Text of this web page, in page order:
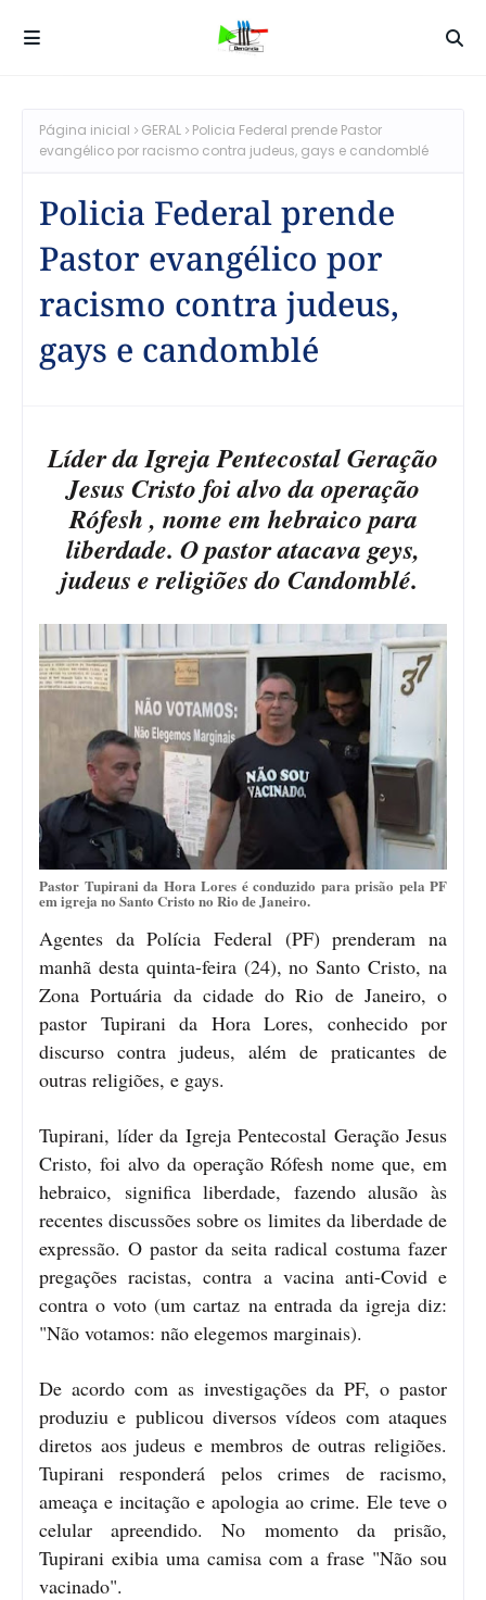
Página inicial GERAL
Policia Federal prende Pastor
evangélico por racismo contra judeus, gays e candomblé
Policia Federal prende
Pastor evangélico por
racismo contra judeus,
gays e candomblé
Líder da Igreja Pentecostal Geração
Jesus Cristo foi alvo da operação
Rófesh , nome em hebraico para
liberdade. O pastor atacava geys,
judeus e religiões do Candomblé.
Pastor Tupirani da Hora Lores é conduzido para prisão pela PF
em igreja no Santo Cristo no Rio de Janeiro.
Agentes da Polícia Federal (PF) prenderam na
manhã desta quinta-feira (24), no Santo Cristo, na
Zona Portuária da cidade do Rio de Janeiro, o
pastor Tupirani da Hora Lores, conhecido por
discurso contra judeus, além de praticantes de
outras religiões, e gays.
Tupirani, líder da Igreja Pentecostal Geração Jesus
Cristo, foi alvo da operação Rófesh nome que, em
hebraico, significa liberdade, fazendo alusão às
recentes discussões sobre os limites da liberdade de
expressão. O pastor da seita radical costuma fazer
pregações racistas, contra a vacina anti-Covid e
contra o voto (um cartaz na entrada da igreja diz:
"Não votamos: não elegemos marginais).
De acordo com as investigações da PF, o pastor
produziu e publicou diversos vídeos com ataques
diretos aos judeus e membros de outras religiões.
Tupirani responderá pelos crimes de racismo,
ameaça e incitação e apologia ao crime. Ele teve o
celular apreendido. No momento da prisão,
Tupirani exibia uma camisa com a frase "Não sou
vacinado".